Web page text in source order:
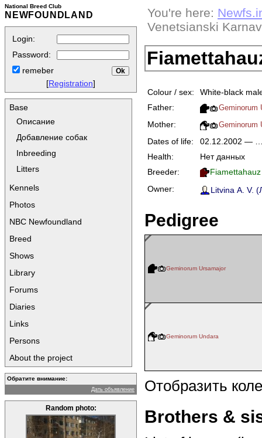
National Breed Club
NEWFOUNDLAND
Login:
Password:
remeber
[Registration]
Base
Описание
Добавление собак
Inbreeding
Litters
Kennels
Photos
NBC Newfoundland
Breed
Shows
Library
Forums
Diaries
Links
Persons
About the project
Обратите внимание:
Дать объявление
Random photo:
You're here:
Venetsianski
Colour / sex:
White-black
Father:
Geminorum
Mother: Geminorum
Dates of life:
02.12.2002 —
Health:
Нет данных
Breeder:
Owner:
Litvina A. V.
Pedigree
Geminorum Ursamajor
Geminorum Undara
Отобразить
Brothers &